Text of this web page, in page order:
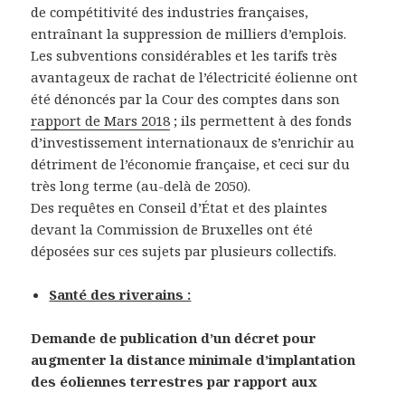
de compétitivité des industries françaises,
entraînant la suppression de milliers d’emplois.
Les subventions considérables et les tarifs très
avantageux de rachat de l’électricité éolienne ont
été dénoncés par la Cour des comptes dans son
rapport de Mars 2018 ; ils permettent à des fonds
d’investissement internationaux de s’enrichir au
détriment de l’économie française, et ceci sur du
très long terme (au-delà de 2050).
Des requêtes en Conseil d’État et des plaintes
devant la Commission de Bruxelles ont été
déposées sur ces sujets par plusieurs collectifs.
Santé des riverains :
Demande de publication d’un décret pour
augmenter la distance minimale d’implantation
des éoliennes terrestres par rapport aux